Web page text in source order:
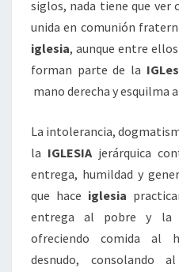
siglos, nada tiene que ver
unida en comunión
iglesia, aunque entre
forman parte de la
mano derecha y esquilma
La intolerancia,
la IGLESIA jerárquica
entrega, humildad y
que hace iglesia
entrega al pobre y la
ofreciendo comida al
desnudo, consolando